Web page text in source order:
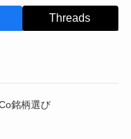
Threads
銘柄選び